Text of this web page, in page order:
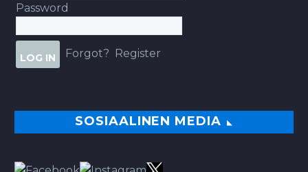
Password
Forgot? Register
SOSIAALINEN MEDIA